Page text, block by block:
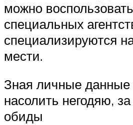
можно
специальных
специализируются
мести.
Зная личные данные
насолить негодяю,
обиды